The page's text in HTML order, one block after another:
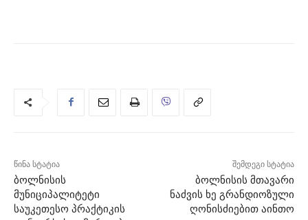
წინა სტატია
ბოლნისის
მუნიციპალიტეტი
საუკეთესო პრაქტიკის
შემდეგი სტატია
ბოლნისის მთავარი
ნაძვის ხე გრანდიოზული
ღონისძიებით აინთო